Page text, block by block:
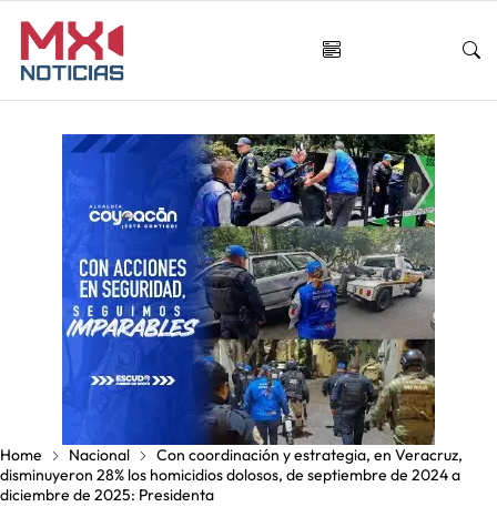
Home Nacional
Con coordinación y estrategia, en Veracruz,
disminuyeron 28% los homicidios dolosos, de septiembre de 2024 a
diciembre de 2025: Presidenta